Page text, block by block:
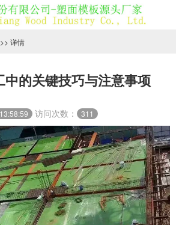
>> 详情
的关键技巧与注意事项
访问次数： 311